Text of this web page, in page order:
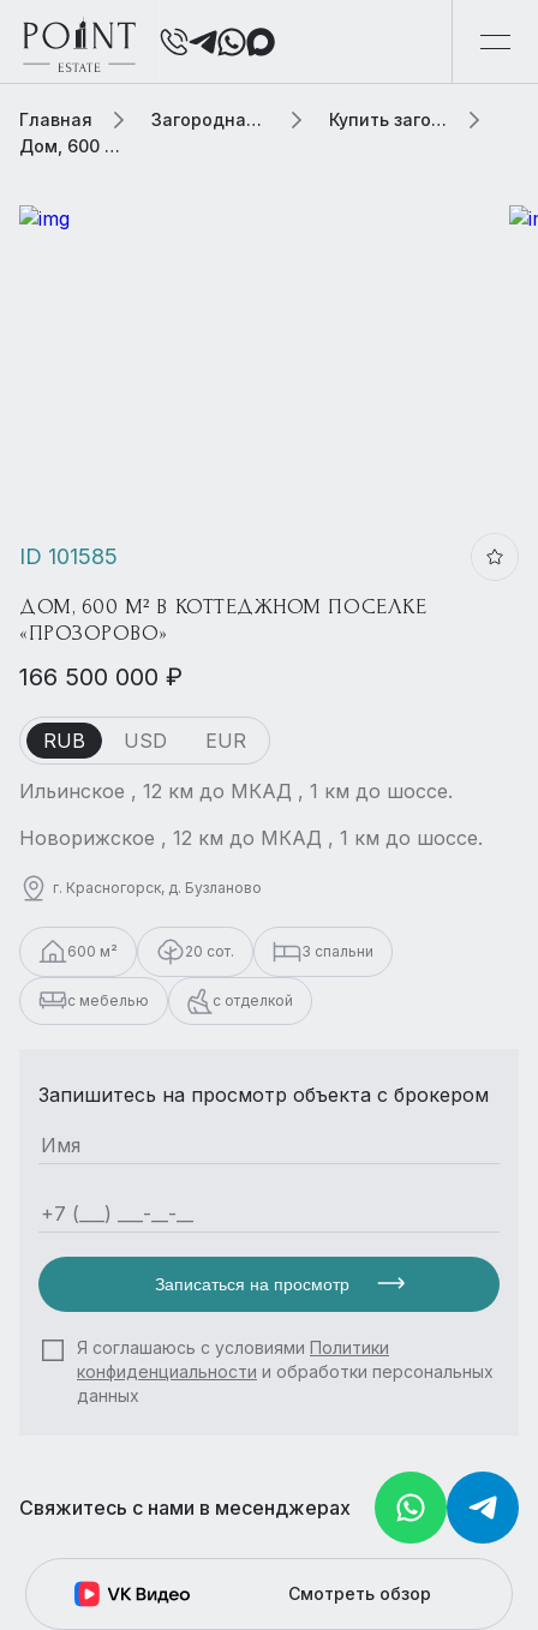
Главная Загородная элитная недвижимость
Купить загородную элитную недвижимость
Дом, 600 м² В коттеджном поселке «Прозорово»
ID 101585
ДОМ, 600 М² В КОТТЕДЖНОМ ПОСЕЛКЕ
«ПРОЗОРОВО»
166 500 000 ₽
RUB USD EUR
Ильинское , 12 км до МКАД , 1 км до шоссе.
Новорижское , 12 км до МКАД , 1 км до шоссе.
г. Красногорск, д. Бузланово
600 м² 20 сот. 3 спальни
с мебелью с отделкой
Запишитесь на просмотр объекта с брокером
Записаться на просмотр
Я соглашаюсь с условиями Политики
конфиденциальности и обработки персональных
данных
Свяжитесь с нами в месенджерах
Смотреть обзор